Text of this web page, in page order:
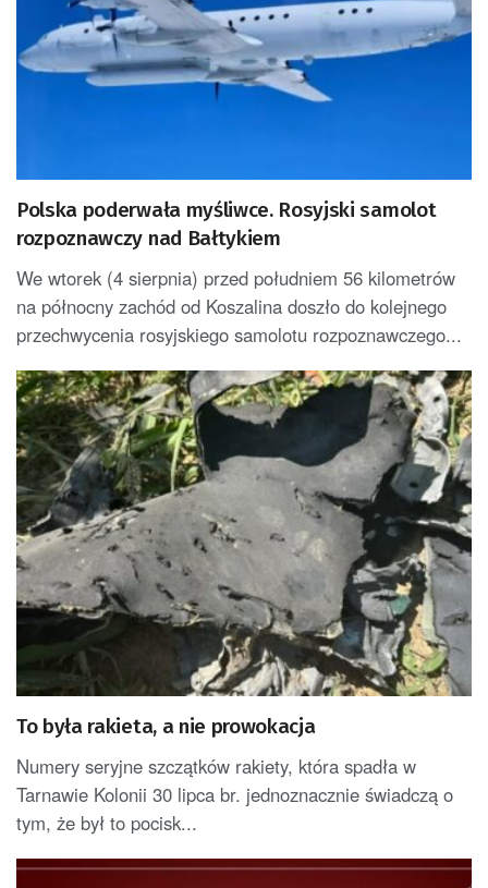
Polska poderwała myśliwce. Rosyjski samolot
rozpoznawczy nad Bałtykiem
We wtorek (4 sierpnia) przed południem 56 kilometrów
na północny zachód od Koszalina doszło do kolejnego
przechwycenia rosyjskiego samolotu rozpoznawczego...
To była rakieta, a nie prowokacja
Numery seryjne szczątków rakiety, która spadła w
Tarnawie Kolonii 30 lipca br. jednoznacznie świadczą o
tym, że był to pocisk...